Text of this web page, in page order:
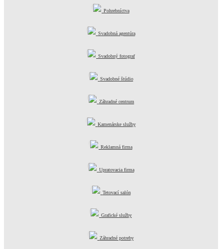
Pohrebníctva
Svadobná agentúra
Svadobný fotograf
Svadobné štúdio
Záhradné centrum
Kamenárske služby
Reklamná firma
Upratovacia firma
Tetovací salón
Grafické služby
Záhradné potreby